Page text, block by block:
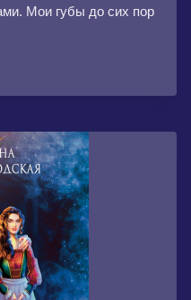
Мои губы до сих пор